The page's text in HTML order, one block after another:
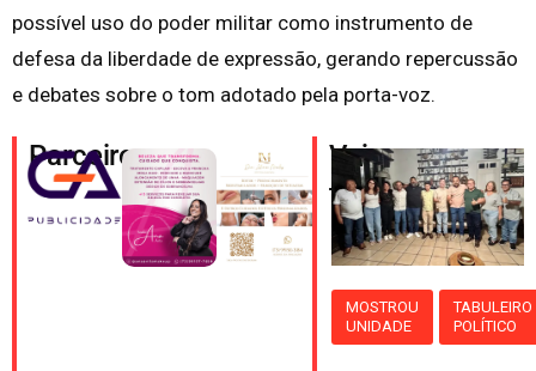
possível uso do poder militar como instrumento de
defesa da liberdade de expressão, gerando repercussão
e debates sobre o tom adotado pela porta-voz.
Parceiros
Veja
também
MOSTROU
UNIDADE
TABULEIRO
POLÍTICO